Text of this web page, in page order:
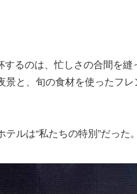
るのは、忙しさの合間を
景と、旬の食材を使ったフ
ルは“私たちの特別”だった。